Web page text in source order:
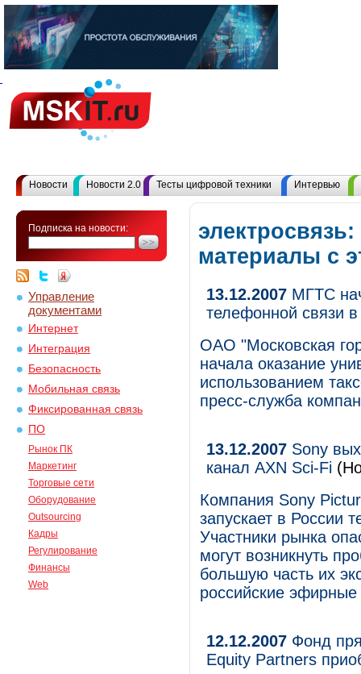
Новости Новости 2.0 Тесты цифровой техники Интервью
Подписка на новости:
Управление
документами
Интернет
Интеграция
Безопасность
Мобильная связь
Фиксированная связь
ПО
Рынок ПК
Маркетинг
Торговые сети
Оборудование
Outsourcing
Кадры
Регулирование
Финансы
Web
электросвязь:
материалы с
13.12.2007 МГТС
телефонной связи
ОАО "Московская
начала оказание
использованием
пресс-служба
13.12.2007 Sony
канал AXN Sci-Fi
Компания Sony
запускает в России
Участники рынка
могут возникнуть
большую часть их
российские
12.12.2007 Фонд
Equity Partners